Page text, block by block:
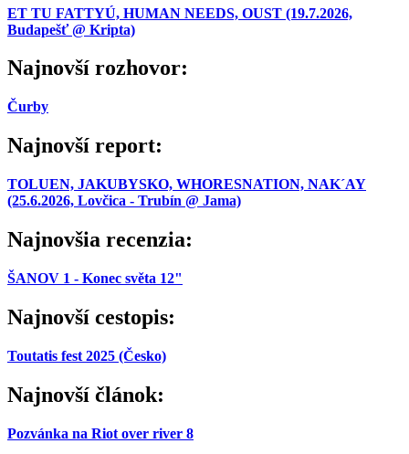
ET TU FATTYÚ, HUMAN NEEDS, OUST (19.7.2026,
Budapešť @ Kripta)
Najnovší rozhovor:
Čurby
Najnovší report:
TOLUEN, JAKUBYSKO, WHORESNATION, NAK´AY
(25.6.2026, Lovčica - Trubín @ Jama)
Najnovšia recenzia:
ŠANOV 1 - Konec světa 12"
Najnovší cestopis:
Toutatis fest 2025 (Česko)
Najnovší článok:
Pozvánka na Riot over river 8